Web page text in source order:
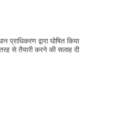
प्राधिकरण द्वारा घोषित किया
से तैयारी करने की सलाह दी